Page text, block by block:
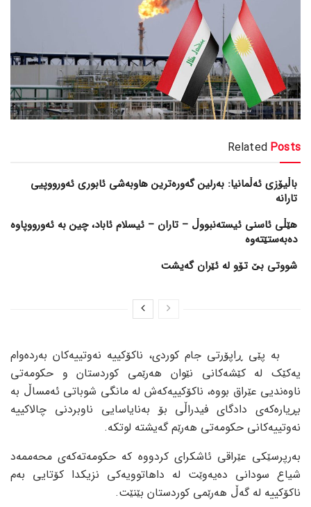
Related Posts
باڵیۆزی ئەڵمانیا: بەرلین گەورەترین هاوبەشی ئابوری ئەورووپیی
تارانە
هێڵی ئاسنی ئیستەنبووڵ – تاران – ئیسلام ئاباد، چین بە ئەورووپاوە
دەبەستێتەوە
شووتی بێ تۆو لە ئێران گەیشت
بە پێی ڕاپۆرتی جام کوردی، ناکۆکییە نەوتییەکان بەردەوام
یەکێک لە کێشەکانی نێوان هەرێمی کوردستان و حکومەتی
ناوەندیی عێراق بووە، ناکۆکییەکەش لە مانگی شوباتی ئەمساڵ بە
بڕیارەکەی دادگای فیدراڵی بۆ بەنایاسایی ناوبردنی چالاکییە
نەوتییەکانی حکومەتی هەرێم گەیشتە لوتکە.
بەرپرسێکی عێراقی ئاشکرای کردووە کە حکومەتەکەی محەممەد
شیاع سودانی دەیەوێت لە داهاتوویەکی نزیکدا کۆتایی بەم
ناکۆکییە لە گەڵ هەرێمی کوردستان بێنێت.